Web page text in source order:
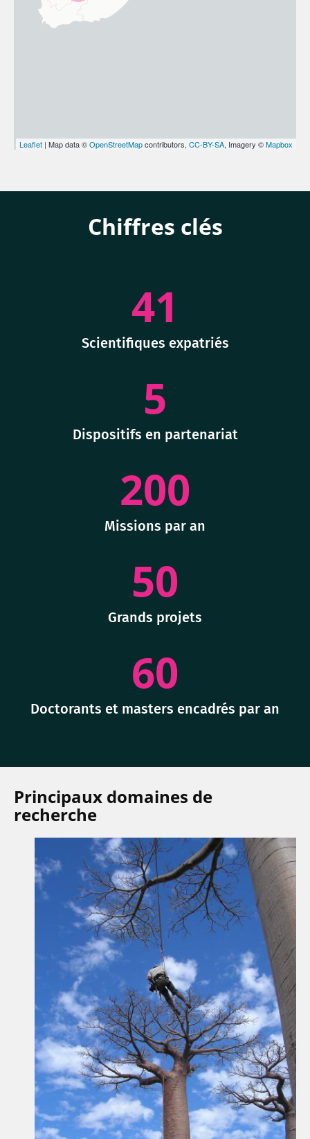
Leaflet | Map data ©OpenStreetMapcontributors, CC-BY-SA, Imagery ©Mapbox
Chiffres clés
41
Scientifiques expatriés
5
Dispositifs en partenariat
200
Missions par an
50
Grands projets
60
Doctorants et masters encadrés par an
Principaux domaines de
recherche